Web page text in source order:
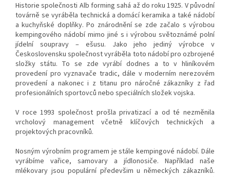
Historie společnosti Alb forming sahá až do roku 1925. V původní
továrně se vyráběla technická a domácí keramika a také nádobí
a kuchyňské doplňky. Po znárodnění se zde začalo s výrobou
kempingového nádobí mimo jiné s i výrobou světoznámé polní
jídelní soupravy – ešusu. Jako jeho jediný výrobce v
Československu společnost vyráběla toto nádobí pro ozbrojené
složky státu. To se zde vyrábí dodnes a to v hliníkovém
provedení pro vyznavače tradic, dále v moderním nerezovém
provedení a nakonec i z titanu pro náročné zákazníky z řad
profesionálních sportovců nebo speciálních složek vojska.
V roce 1993 společnost prošla privatizací a od té nezměnila
vrcholový management včetně klíčových technických a
projektových pracovníků.
Nosným výrobním programem je stále kempingové nádobí. Dále
vyrábíme vařice, samovary a jídlonosiče. Například naše
mlékovary jsou populární předevšim u německých zákazníků.